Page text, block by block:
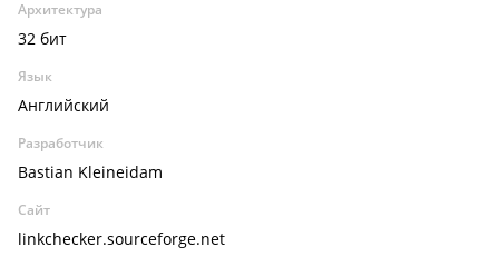
Архитектура
32 бит
Язык
Английский
Разработчик
Bastian Kleineidam
Сайт
linkchecker.sourceforge.net